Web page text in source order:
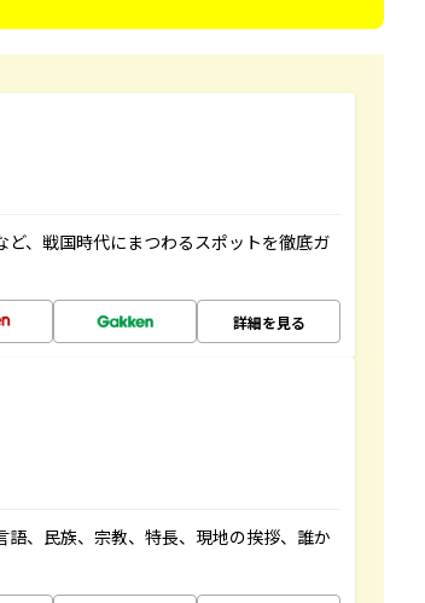
、戦国時代にまつわるスポットを徹底ガ
詳細を見る
、民族、宗教、特長、現地の挨拶、誰か